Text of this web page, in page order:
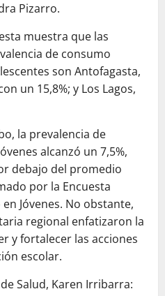
Pizarro.
muestra que las
de consumo
son Antofagasta,
un 15,8%; y Los Lagos,
la prevalencia de
alcanzó un 7,5%,
debajo del promedio
por la Encuesta
Jóvenes. No obstante,
regional enfatizaron la
y fortalecer las acciones
escolar.
Salud, Karen Irribarra: